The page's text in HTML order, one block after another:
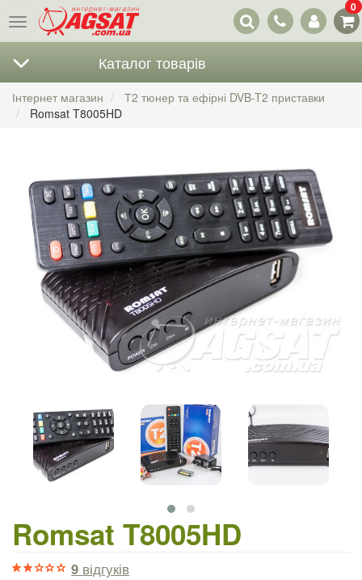
Меню
Наші
контакти
0
Каталог товарів
Інтернет магазин
Т2 тюнер та ефірні DVB-T2 приставки
Romsat T8005HD
Romsat T8005HD
9 відгуків